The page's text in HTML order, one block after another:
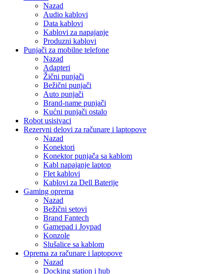
Nazad
Audio kablovi
Data kablovi
Kablovi za napajanje
Produzni kablovi
Punjači za mobilne telefone
Nazad
Adapteri
Žični punjači
Bežični punjači
Auto punjači
Brand-name punjači
Kućni punjači ostalo
Robot usisivaci
Rezervni delovi za računare i laptopove
Nazad
Konektori
Konektor punjača sa kablom
Kabl napajanje laptop
Flet kablovi
Kablovi za Dell Baterije
Gaming oprema
Nazad
Bežični setovi
Brand Fantech
Gamepad i Joypad
Konzole
Slušalice sa kablom
Oprema za računare i laptopove
Nazad
Docking station i hub